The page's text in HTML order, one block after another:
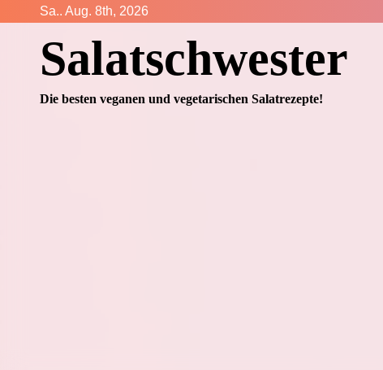
springen
Sa.. Aug. 8th, 2026
Salatschwester
Die besten veganen und vegetarischen Salatrezepte!